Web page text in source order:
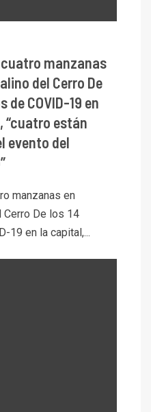
manzanas
del Cerro De
de COVID-19 en
“cuatro están
evento del
manzanas en
De los 14
19 en la capital,...